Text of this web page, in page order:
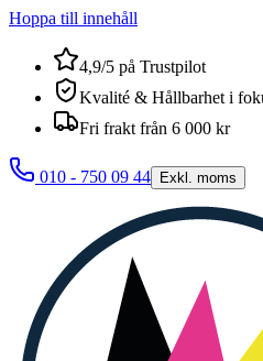
Hoppa till innehåll
4,9/5 på Trustpilot
Kvalité & Hållbarhet i
Fri frakt från 6 000 kr
010 - 750 09 44 Exkl. moms